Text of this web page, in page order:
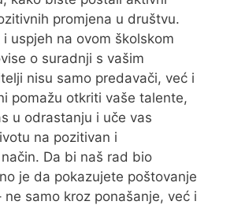
promjena u društvu.
uspjeh na ovom školskom
o suradnji s vašim
nisu samo predavači, već i
pomažu otkriti vaše talente,
u odrastanju i uče vas
na pozitivan i
Da bi naš rad bio
je da pokazujete poštovanje
ne samo kroz ponašanje, već i